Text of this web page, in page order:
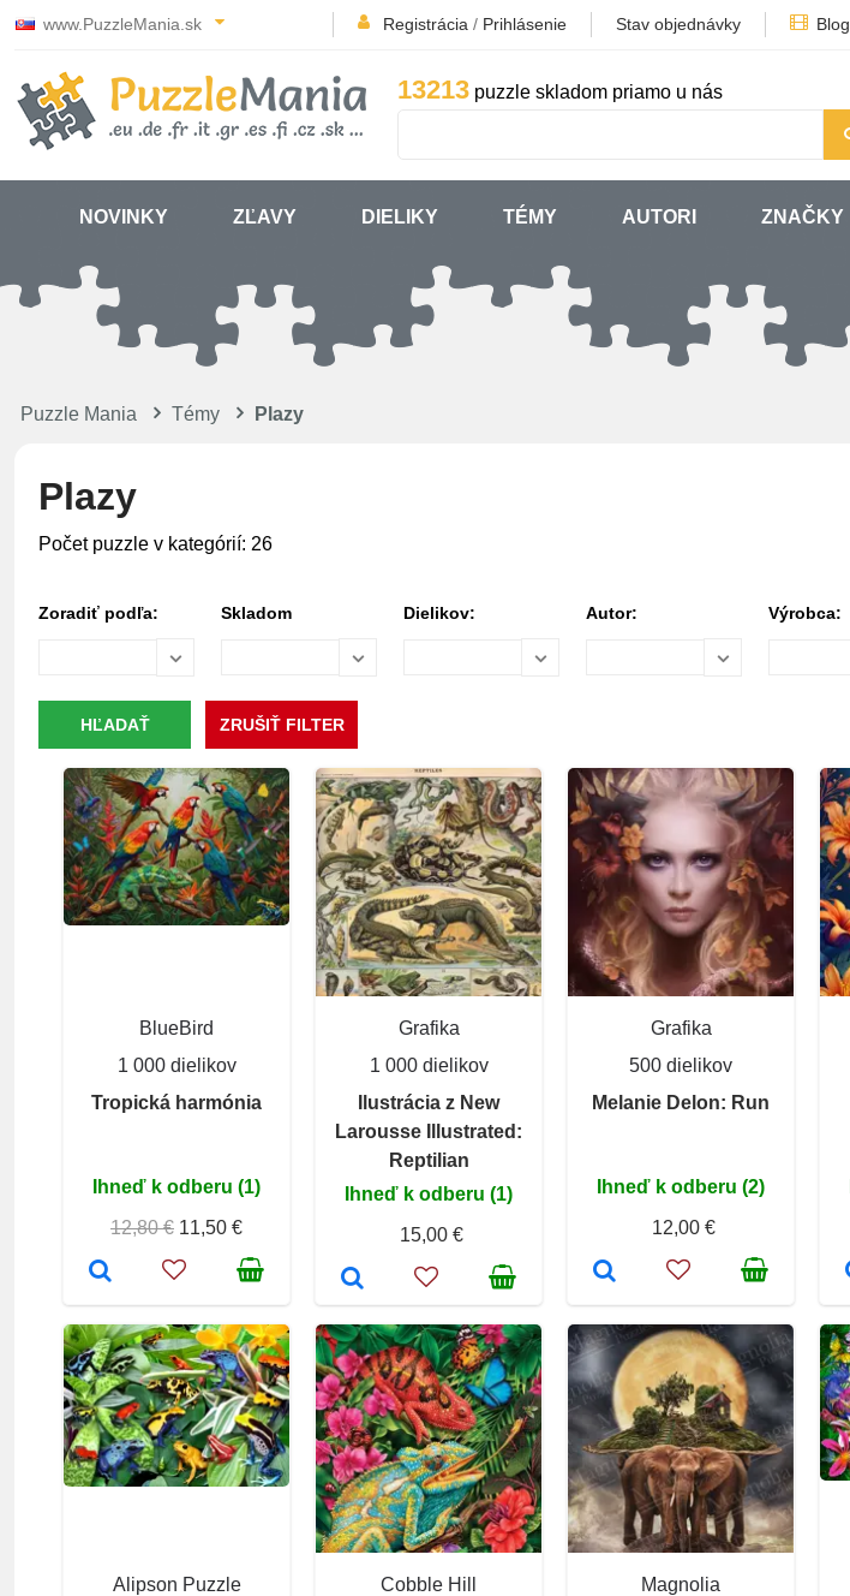
www.PuzzleMania.sk Registrácia / Prihlásenie Stav objednávky Blog
13213 puzzle skladom priamo u nás
NOVINKY ZĽAVY DIELIKY TÉMY AUTORI ZNAČKY
Puzzle Mania Témy Plazy
Plazy
Počet puzzle v kategórií: 26
Zoradiť podľa: Skladom Dielikov: Autor: Výrobca:
BlueBird
1 000 dielikov
Tropická harmónia
Ihneď k odberu (1)
12,80 € 11,50 €
Grafika
1 000 dielikov
Ilustrácia z New
Larousse Illustrated:
Reptilian
Ihneď k odberu (1)
15,00 €
Grafika
500 dielikov
Melanie Delon: Run
Ihneď k odberu (2)
12,00 €
Alipson Puzzle
Cobble Hill
Magnolia